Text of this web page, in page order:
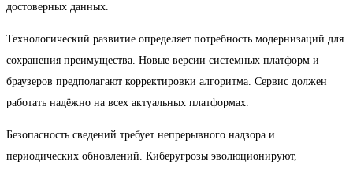
достоверных данных.
Технологический развитие определяет потребность модернизаций для
сохранения преимущества. Новые версии системных платформ и
браузеров предполагают корректировки алгоритма. Сервис должен
работать надёжно на всех актуальных платформах.
Безопасность сведений требует непрерывного надзора и
периодических обновлений. Киберугрозы эволюционируют,